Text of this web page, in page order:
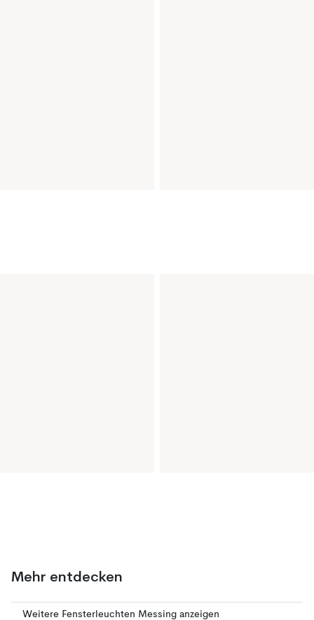
Mehr entdecken
Weitere Fensterleuchten Messing anzeigen